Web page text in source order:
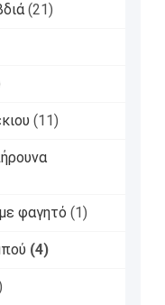
(21)
(11)
φαγητό (1)
(4)